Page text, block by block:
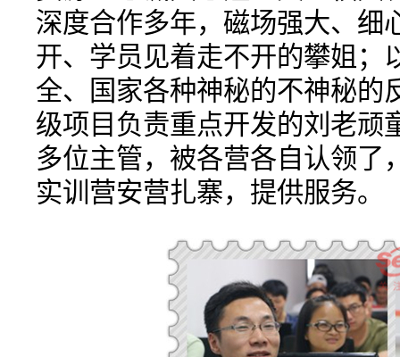
深度合作多年，磁场强大、细
开、学员见着走不开的攀姐；
全、国家各种神秘的不神秘的
级项目负责重点开发的刘老
多位主管，被各营各自认领了
实训营安营扎寨，提供服务。